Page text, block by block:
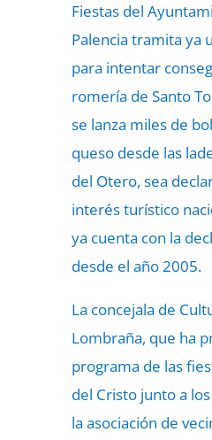
Fiestas del
Palencia tramita ya
para intentar
romería de Santo
se lanza miles de
queso desde las
del Otero, sea
interés turístico
ya cuenta con la
desde el año 2005.
La concejala de
Lombraña, que ha
programa de las
del Cristo junto a
la asociación de